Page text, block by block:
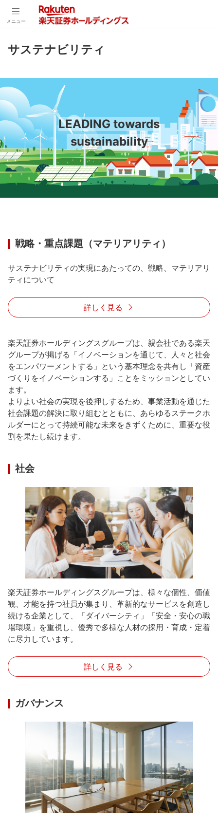
メニュー
サステナビリティ
LEADING towards
sustainability
戦略・重点課題（マテリアリティ）
サステナビリティの実現にあたっての、戦略、マテリアリ
ティについて
詳しく見る
楽天証券ホールディングスグループは、親会社である楽天
グループが掲げる「イノベーションを通じて、人々と社会
をエンパワーメントする」という基本理念を共有し「資産
づくりをイノベーションする」ことをミッションとしてい
ます。
よりよい社会の実現を後押しするため、事業活動を通じた
社会課題の解決に取り組むとともに、あらゆるステークホ
ルダーにとって持続可能な未来をきずくために、重要な役
割を果たし続けます。
社会
楽天証券ホールディングスグループは、様々な個性、価値
観、才能を持つ社員が集まり、革新的なサービスを創造し
続ける企業として、「ダイバーシティ」「安全・安心の職
場環境」を重視し、優秀で多様な人材の採用・育成・定着
に尽力しています。
詳しく見る
ガバナンス